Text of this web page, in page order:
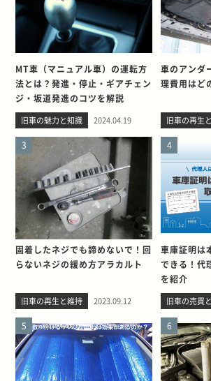
MT車（マニュアル車）の運転方
法とは？発進・停止・ギアチェン
ジ・坂道発進のコツを解説
旧車の魅力と知識 2024.04.19
車のアンダ
理費用はど
旧車の再生
3
固着したネジでも諦めないで！回
らないネジの緩め方アラカルト
旧車の再生と維持 2023.09.12
4
車庫証明は
できる！代
を紹介
旧車の売買
5 6